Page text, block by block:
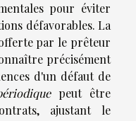
pour éviter
défavorables. La
par le prêteur
précisément
d'un défaut de
peut être
ajustant le